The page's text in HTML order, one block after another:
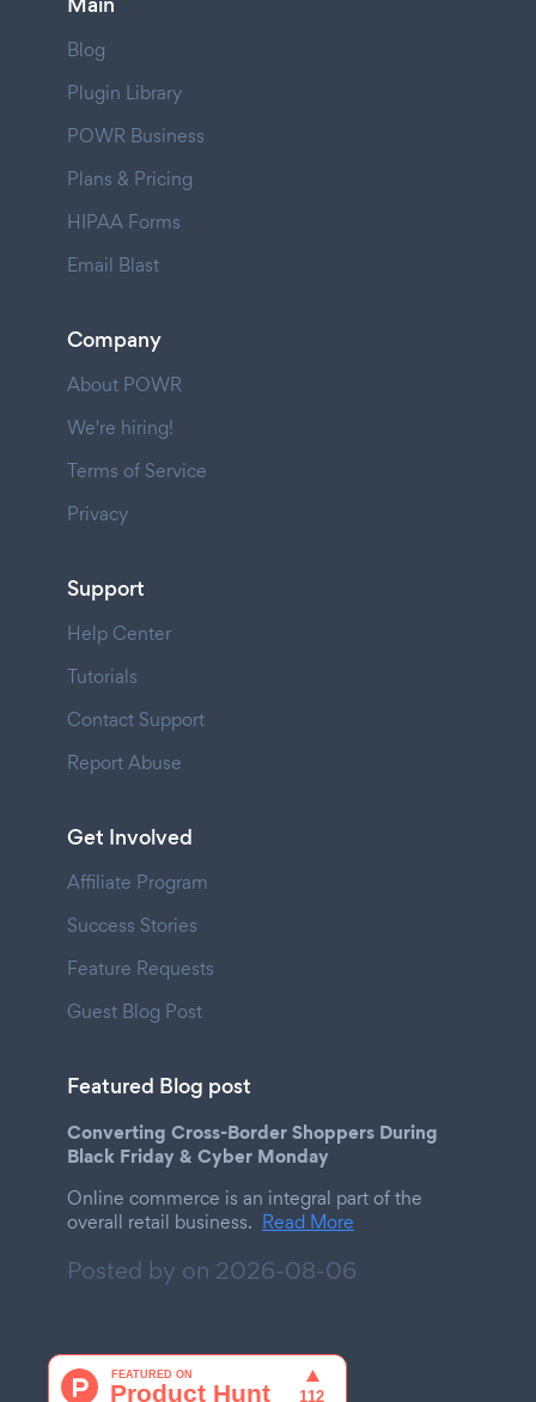
Blog
Plugin Library
POWR Business
Plans & Pricing
HIPAA Forms
Email Blast
Company
About POWR
We're hiring!
Terms of Service
Privacy
Support
Help Center
Tutorials
Contact Support
Report Abuse
Get Involved
Affiliate Program
Success Stories
Feature Requests
Guest Blog Post
Featured Blog post
Converting Cross-Border Shoppers During
Black Friday & Cyber Monday
Online commerce is an integral part of the
overall retail business. Read More
Posted by on 2026-08-06